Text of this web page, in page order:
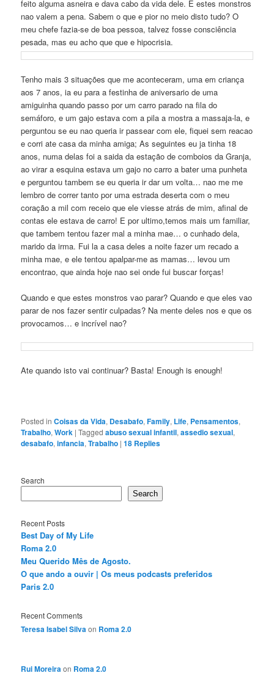
feito alguma asneira e dava cabo da vida dele. E estes monstros
nao valem a pena. Sabem o que e pior no meio disto tudo? O
meu chefe fazia-se de boa pessoa, talvez fosse consciência
pesada, mas eu acho que que e hipocrisia.
Tenho mais 3 situações que me aconteceram, uma em criança
aos 7 anos, ia eu para a festinha de aniversario de uma
amiguinha quando passo por um carro parado na fila do
semáforo, e um gajo estava com a pila a mostra a massaja-la, e
perguntou se eu nao queria ir passear com ele, fiquei sem reacao
e corri ate casa da minha amiga; As seguintes eu ja tinha 18
anos, numa delas foi a saida da estação de comboios da Granja,
ao virar a esquina estava um gajo no carro a bater uma punheta
e perguntou tambem se eu queria ir dar um volta… nao me me
lembro de correr tanto por uma estrada deserta com o meu
coração a mil com receio que ele viesse atrás de mim, afinal de
contas ele estava de carro! E por ultimo,temos mais um familiar,
que tambem tentou fazer mal a minha mae… o cunhado dela,
marido da irma. Fui la a casa deles a noite fazer um recado a
minha mae, e ele tentou apalpar-me as mamas… levou um
encontrao, que ainda hoje nao sei onde fui buscar forças!
Quando e que estes monstros vao parar? Quando e que eles vao
parar de nos fazer sentir culpadas? Na mente deles nos e que os
provocamos… e incrível nao?
Ate quando isto vai continuar? Basta! Enough is enough!
Posted in Coisas da Vida, Desabafo,Family, Life, Pensamentos,
Trabalho,Work |Tagged abuso sexual infantil,assedio sexual,
desabafo,infancia,Trabalho |18 Replies
Search
Search
Recent Posts
Best Day of My Life
Roma 2.0
Meu Querido Mês de Agosto.
O que ando a ouvir | Os meus podcasts preferidos
Paris 2.0
Recent Comments
Teresa Isabel Silvaon Roma 2.0
Rui Moreiraon Roma 2.0